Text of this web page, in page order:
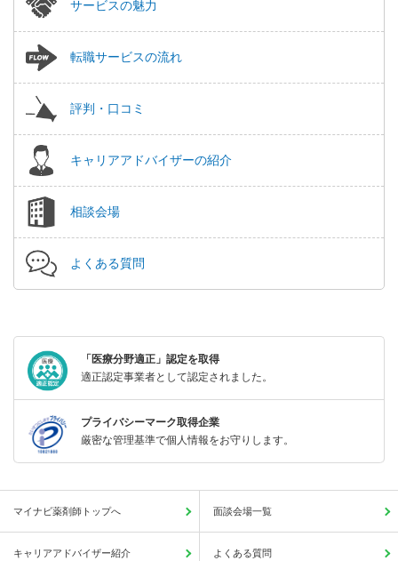
サービスの魅力
転職サービスの流れ
評判・口コミ
キャリアアドバイザーの紹介
相談会場
よくある質問
「医療分野適正」認定を取得
適正認定事業者として認定されました。
プライバシーマーク取得企業
厳密な管理基準で個人情報をお守りします。
マイナビ薬剤師トップへ 面談会場一覧
キャリアアドバイザー紹介 よくある質問